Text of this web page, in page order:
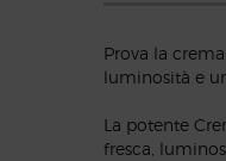
Prova la
luminosità e
La potente
fresca,